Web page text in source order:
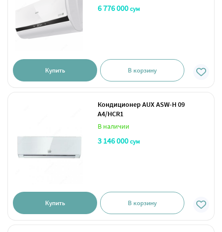
6 776 000сум
Купить В корзину
Кондиционер AUX ASW-H 09
A4/HCR1
В наличии
3 146 000сум
Купить В корзину